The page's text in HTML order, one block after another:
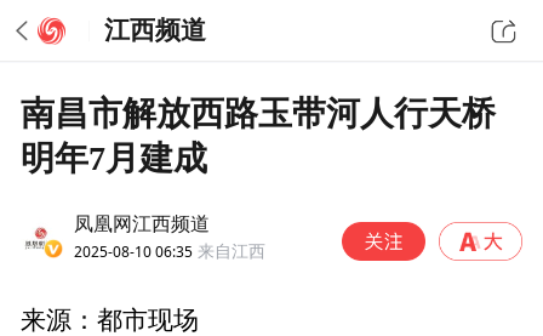
江西频道
南昌市解放西路玉带河人行天桥
明年7月建成
凤凰网江西频道
2025-08-10 06:35 来自江西
来源：都市现场